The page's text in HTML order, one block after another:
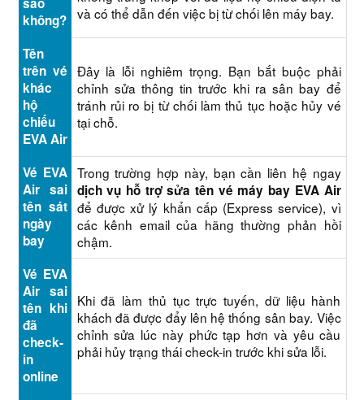
không?
và có thể dẫn đến việc bị từ chối lên máy bay.
Tên
trên vé
khác
hộ
chiếu
EVA Air
Đây là lỗi nghiêm trọng. Bạn bắt buộc phải
chỉnh sửa thông tin trước khi ra sân bay để
tránh rủi ro bị từ chối làm thủ tục hoặc hủy vé
tại chỗ.
Vé EVA
Air sai
tên sát
ngày
bay
Trong trường hợp này, bạn cần liên hệ ngay
dịch vụ hỗ trợ sửa tên vé máy bay EVA Air
để được xử lý khẩn cấp (Express service), vì
các kênh email của hãng thường phản hồi
chậm.
Vé EVA
Air sai
tên khi
đã
check-
in
online
Khi đã làm thủ tục trực tuyến, dữ liệu hành
khách đã được đẩy lên hệ thống sân bay. Việc
chỉnh sửa lúc này phức tạp hơn và yêu cầu
phải hủy trạng thái check-in trước khi sửa lỗi.